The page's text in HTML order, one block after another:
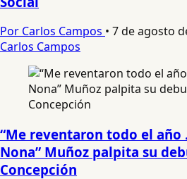
Por Carlos Campos • 7 de agosto
Carlos Campos
“Me reventaron todo el año
Nona” Muñoz palpita su
Concepción